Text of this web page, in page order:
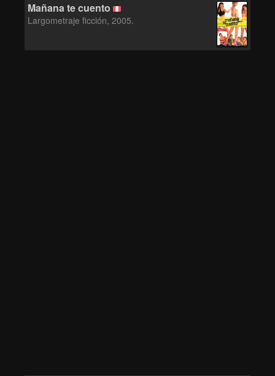
Mañana te cuento
Largometraje ficción, 2005.